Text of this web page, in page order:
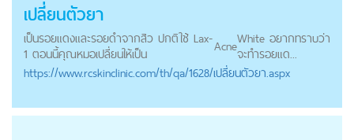
เปลี่ยนตัวยา
เป็นรอยแดงและรอยดำจากสิว ปกติใช้ Lax-
1 ตอนนี้คุณหมอเปลี่ยนให้เป็น
AcneWhite อยากทราบว่า
จะทำรอยแด...
https://www.rcskinclinic.com/th/qa/1628/เปลี่ยนตัวยา.aspx